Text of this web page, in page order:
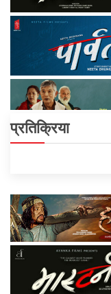
प्रतिक्रिया